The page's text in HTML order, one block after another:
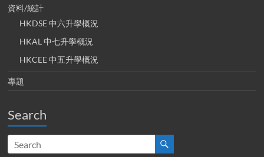
資料/統計
HKDSE 中六升學概況
HKAL 中七升學概況
HKCEE 中五升學概況
專題
Search